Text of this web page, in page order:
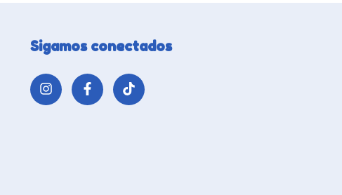
Sigamos conectados